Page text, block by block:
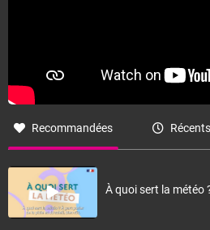
Recommandées Récents
À quoi sert la météo